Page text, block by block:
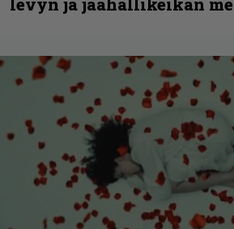
levyn ja jäähallikeikan